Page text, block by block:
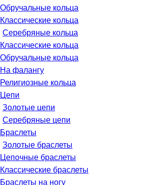
Обручальные кольца
Классические кольца
Серебряные кольца
Классические кольца
Обручальные кольца
На фалангу
Религиозные кольца
Цепи
Золотые цепи
Серебряные цепи
Браслеты
Золотые браслеты
Цепочные браслеты
Классические браслеты
Браслеты на ногу